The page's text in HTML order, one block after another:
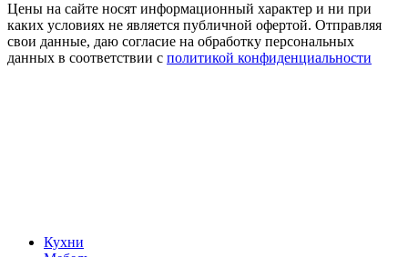
Цены на сайте носят информационный характер и ни при
каких условиях не является публичной офертой. Отправляя
свои данные, даю согласие на обработку персональных
данных в соответствии с политикой конфиденциальности
Кухни